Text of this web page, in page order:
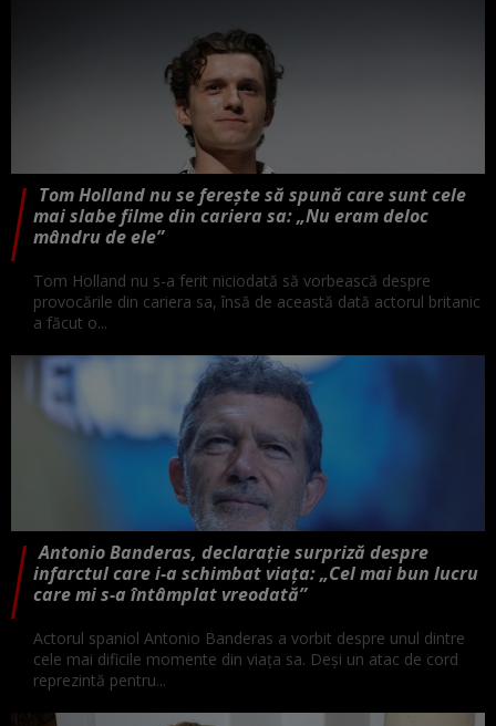
Tom Holland nu se ferește să spună care sunt cele
mai slabe filme din cariera sa: „Nu eram deloc
mândru de ele”
Tom Holland nu s-a ferit niciodată să vorbească despre
provocările din cariera sa, însă de această dată actorul britanic
a făcut o...
Antonio Banderas, declarație surpriză despre
infarctul care i-a schimbat viața: „Cel mai bun lucru
care mi s-a întâmplat vreodată”
Actorul spaniol Antonio Banderas a vorbit despre unul dintre
cele mai dificile momente din viața sa. Deși un atac de cord
reprezintă pentru...